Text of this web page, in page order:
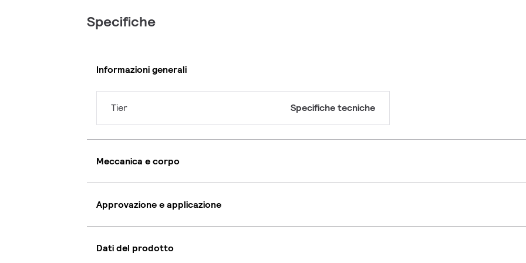
Specifiche
Informazioni generali
Tier Specifiche tecniche
Meccanica e corpo
Approvazione e applicazione
Dati del prodotto